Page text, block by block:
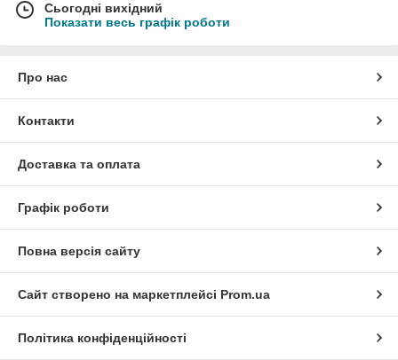
Сьогодні вихідний
Показати весь графік роботи
Про нас
Контакти
Доставка та оплата
Графік роботи
Повна версія сайту
Сайт створено на маркетплейсі Prom.ua
Політика конфіденційності